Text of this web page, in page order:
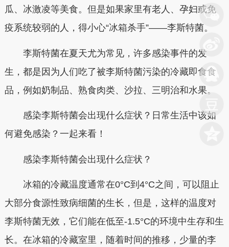
瓜、冰激凌等美食。但是如果家里有老人、孕妇或免
疫系统较弱的人，得小心“冰箱杀手”——李斯特菌。
李斯特菌在夏天尤为常见，许多感染事件的发
生，都是因为人们吃了被李斯特菌污染的冷藏即食食
品，例如奶制品、熟食肉类、沙拉、三明治和水果。
感染李斯特菌会出现什么症状？ 日常生活中该如
何避免感染？一起来看！
感染李斯特菌会出现什么症状？
冰箱的冷藏温度通常在0°C到4°C之间，可以阻止
大部分食源性致病细菌的生长，但是，这样的温度对
李斯特菌无效，它们能在低至-1.5°C的环境中生存和生
长。在冰箱的冷藏室里，随着时间的推移，少量的李